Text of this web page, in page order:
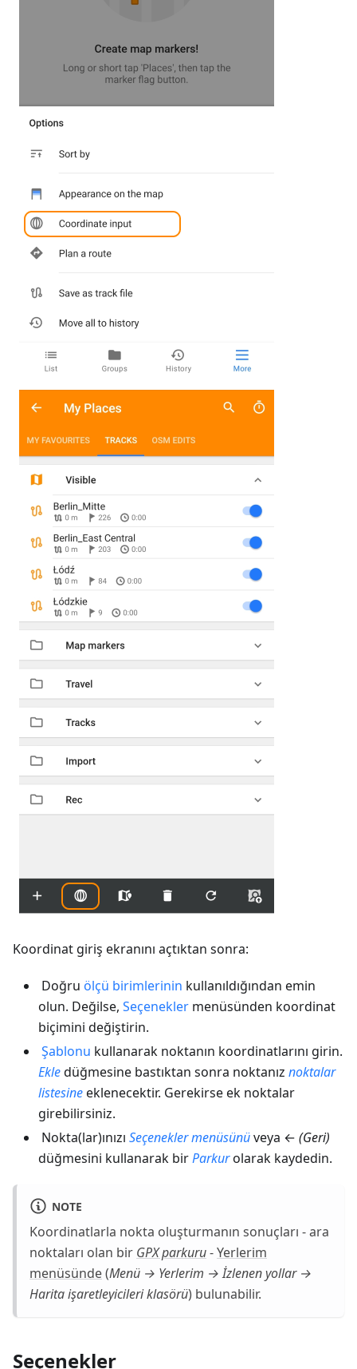
Koordinat giriş ekranını açtıktan sonra:
Doğru ölçü birimlerinin kullanıldığından emin
olun. Değilse, Seçenekler menüsünden koordinat
biçimini değiştirin.
Şablonu kullanarak noktanın koordinatlarını girin.
Ekledüğmesine bastıktan sonra noktanız noktalar
listesineeklenecektir. Gerekirse ek noktalar
girebilirsiniz.
Nokta(lar)ınızı Seçenekler menüsünüveya ← (Geri)
düğmesini kullanarak birParkurolarak kaydedin.
NOTE
Koordinatlarla nokta oluşturmanın sonuçları - ara
noktaları olan bir GPX parkuru-Yerlerim
menüsünde(Menü → Yerlerim → İzlenen yollar →
Harita işaretleyicileriklasörü) bulunabilir.
Seçenekler